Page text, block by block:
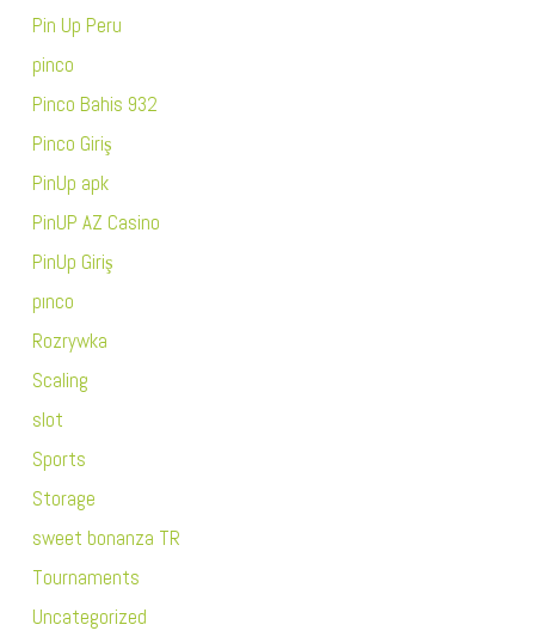
Pin Up Peru
pinco
Pinco Bahis 932
Pinco Giriş
PinUp apk
PinUP AZ Casino
PinUp Giriş
pınco
Rozrywka
Scaling
slot
Sports
Storage
sweet bonanza TR
Tournaments
Uncategorized